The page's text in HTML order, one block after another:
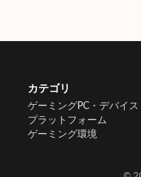
カテゴリ
ゲーミングPC・デバイス
プラットフォーム
ゲーミング環境